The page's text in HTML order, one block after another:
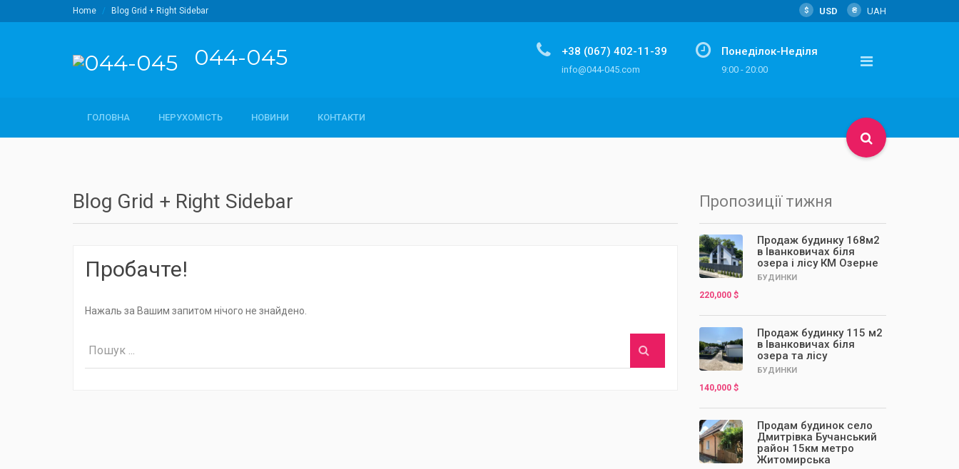
Home Blog Grid + Right Sidebar $ USD ₴ UAH
044-045 Понеділок-Неділя
9:00 - 20:00
+38 (067) 402-11-39
info@044-045.com
ГОЛОВНА НЕРУХОМІСТЬ НОВИНИ КОНТАКТИ
Blog Grid + Right Sidebar
Пробачте!
Нажаль за Вашим запитом нічого не знайдено.
Пропозиції тижня
Продаж будинку 168м2
в Іванковичах біля
озера і лісу КМ Озерне
БУДИНКИ
220,000 $
Продаж будинку 115 м2
в Іванковичах біля
озера та лісу
БУДИНКИ
140,000 $
Продам будинок село
Дмитрівка Бучанський
район 15км метро
Житомирська